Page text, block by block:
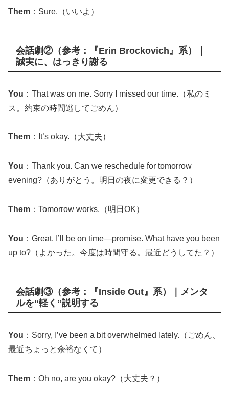
Them ：Sure.（いいよ）
会話劇②（参考：『Erin Brockovich』系）｜
誠実に、はっきり謝る
You ：That was on me. Sorry I missed our time.（私のミ
ス。約束の時間逃してごめん）
Them ：It’s okay.（大丈夫）
You ：Thank you. Can we reschedule for tomorrow
evening?（ありがとう。明日の夜に変更できる？）
Them ：Tomorrow works.（明日OK）
You ：Great. I’ll be on time—promise. What have you been
up to?（よかった。今度は時間守る。最近どうしてた？）
会話劇③（参考：『Inside Out』系）｜メンタ
ルを“軽く”説明する
You ：Sorry, I’ve been a bit overwhelmed lately.（ごめん、
最近ちょっと余裕なくて）
Them ：Oh no, are you okay?（大丈夫？）